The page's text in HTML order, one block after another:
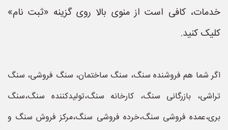
خدمات، کافی است از منوی بالا روی گزینه «ثبت نام»
کلیک کنید.
اگر شما هم فروشنده سنگ، سنگ ساختمان، سنگ فروشی، سنگ
تراشی، بازرگانی سنگ، کارخانه سنگ،تولیدکننده سنگ،سنگ
بری،عمده فروشی سنگ،خرده فروشی سنگ،مرکز فروش سنگ و